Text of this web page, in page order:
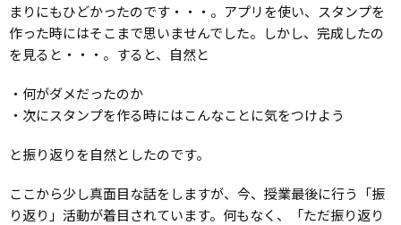
まりにもひどかったのです・・・。アプリを使い、スタンプを
作った時にはそこまで思いませんでした。しかし、完成したの
を見ると・・・。すると、自然と
・何がダメだったのか
・次にスタンプを作る時にはこんなことに気をつけよう
と振り返りを自然としたのです。
ここから少し真面目な話をしますが、今、授業最後に行う「振
り返り」活動が着目されています。何もなく、「ただ振り返り